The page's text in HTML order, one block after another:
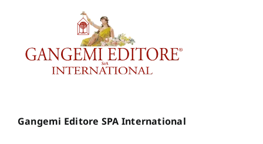
Gangemi Editore SPA International